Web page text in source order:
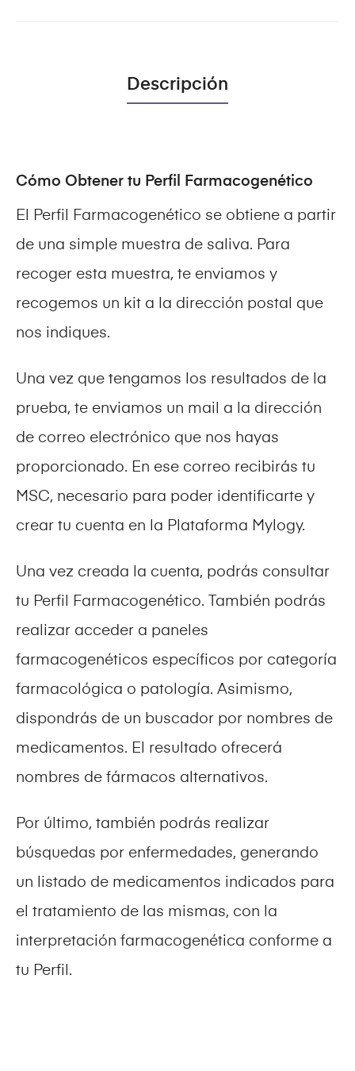
Descripción
Cómo Obtener tu Perfil Farmacogenético
El Perfil Farmacogenético se obtiene a partir
de una simple muestra de saliva. Para
recoger esta muestra, te enviamos y
recogemos un kit a la dirección postal que
nos indiques.
Una vez que tengamos los resultados de la
prueba, te enviamos un mail a la dirección
de correo electrónico que nos hayas
proporcionado. En ese correo recibirás tu
MSC, necesario para poder identificarte y
crear tu cuenta en la Plataforma Mylogy.
Una vez creada la cuenta, podrás consultar
tu Perfil Farmacogenético. También podrás
realizar acceder a paneles
farmacogenéticos específicos por categoría
farmacológica o patología. Asimismo,
dispondrás de un buscador por nombres de
medicamentos. El resultado ofrecerá
nombres de fármacos alternativos.
Por último, también podrás realizar
búsquedas por enfermedades, generando
un listado de medicamentos indicados para
el tratamiento de las mismas, con la
interpretación farmacogenética conforme a
tu Perfil.